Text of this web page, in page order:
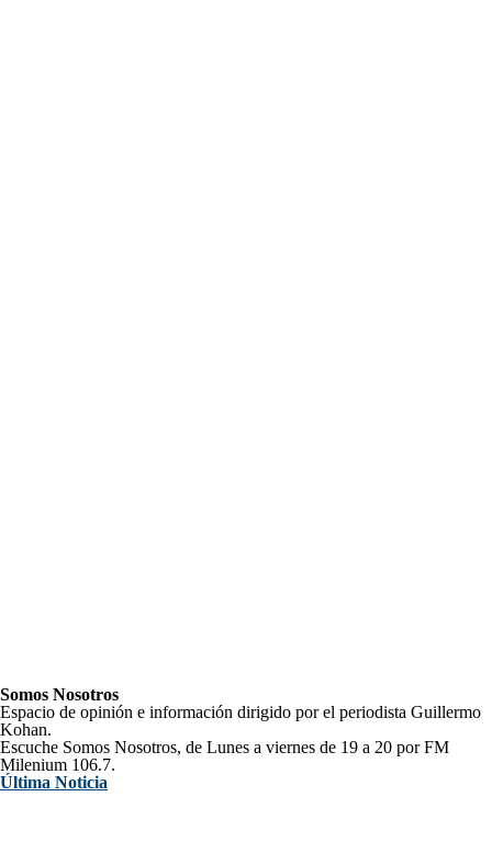
Somos Nosotros
Espacio de opinión e información dirigido por el periodista Guillermo
Kohan.
Escuche Somos Nosotros, de Lunes a viernes de 19 a 20 por FM
Milenium 106.7.
Última Noticia